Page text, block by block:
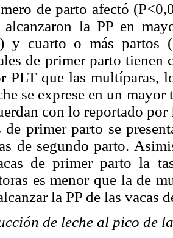
de parto afectó
alcanzaron la PP en
y cuarto o más partos
de primer parto tienen
PLT que las multíparas,
se exprese en un
con lo reportado
de primer parto se
de segundo parto.
de primer parto la
es menor que la de
la PP de las vacas
de leche al pico de